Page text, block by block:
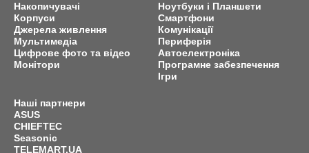
Накопичувачі
Корпуси
Джерела живлення
Мультимедіа
Цифрове фото та відео
Монітори
Ноутбуки і Планшети
Смартфони
Комунікації
Периферія
Автоелектроніка
Програмне забезпечення
Ігри
Наші партнери
ASUS
CHIEFTEC
Seasonic
TELEMART.UA